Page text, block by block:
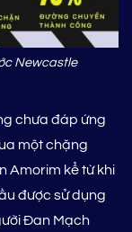
Newcastle
chưa đáp ứng
một chặng
Amorim kể từ khi
được sử dụng
Đan Mạch